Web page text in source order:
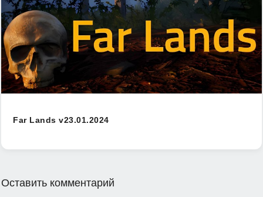
Far Lands v23.01.2024
Оставить комментарий